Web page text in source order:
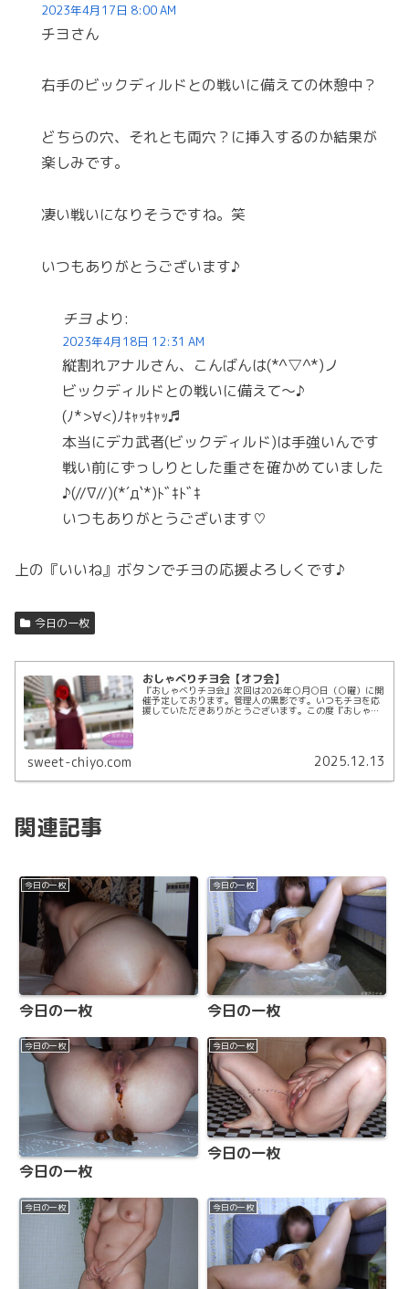
2023年4月17日 8:00 AM
チヨさん
右手のビックディルドとの戦いに備えての休憩中？
どちらの穴、それとも両穴？に挿入するのか結果が
楽しみです。
凄い戦いになりそうですね。笑
いつもありがとうございます♪
チヨ より:
2023年4月18日 12:31 AM
縦割れアナルさん、こんばんは(*^▽^*)ノ
ビックディルドとの戦いに備えて〜♪
(ﾉ*>∀<)ﾉｷｬｯｷｬｯ♬
本当にデカ武者(ビックディルド)は手強いんです
戦い前にずっしりとした重さを確かめていました
♪(//∇//)(*´д`*)ﾄﾞｷﾄﾞｷ
いつもありがとうございます♡
上の『いいね』ボタンでチヨの応援よろしくです♪
今日の一枚
おしゃべりチヨ会【オフ会】
『おしゃべりチヨ会』次回は2026年○月○日（○曜）に開
催予定しております。管理人の黒影です。いつもチヨを応
援していただきありがとうございます。この度『おしゃべ
sweet-chiyo.com 2025.12.13
関連記事
今日の一枚
今日の一枚
今日の一枚
今日の一枚
今日の一枚
今日の一枚
今日の一枚
今日の一枚
今日の一枚 今日の一枚